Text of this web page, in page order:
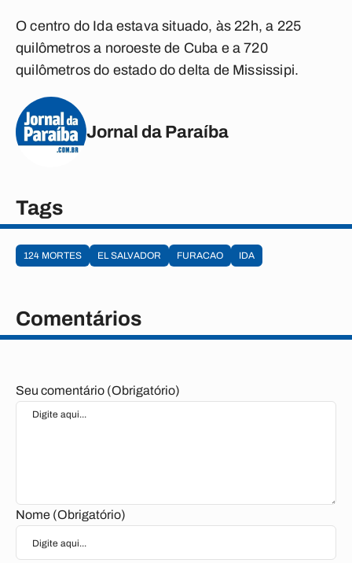
O centro do Ida estava situado, às 22h, a 225
quilômetros a noroeste de Cuba e a 720
quilômetros do estado do delta de Mississipi.
Jornal da Paraíba
Tags
124 MORTES EL SALVADOR FURACAO IDA
Comentários
Seu comentário (Obrigatório)
Nome (Obrigatório)